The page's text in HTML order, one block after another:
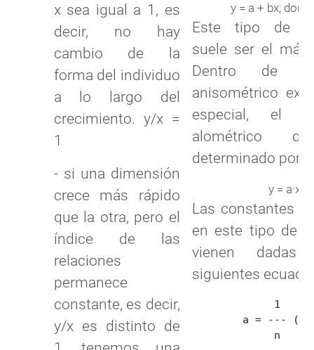
x sea igual a 1, es
decir, no hay
cambio de la
forma del individuo
a lo largo del
crecimiento. y/x =
1
- si una dimensión
crece más rápido
que la otra, pero el
índice de las
relaciones
permanece
constante, es decir,
y/x es distinto de
y = a + bx;
Este tipo de
suele ser el más
Dentro de
anisométrico
especial, el
alométrico
determinado por
y = a·x
Las constantes
en este tipo de
vienen
siguientes
             1
a = ---
             n